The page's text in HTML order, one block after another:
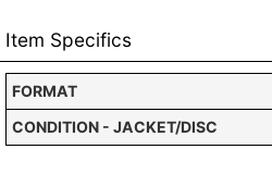
Item Specifics
FORMAT
CONDITION - JACKET/DISC